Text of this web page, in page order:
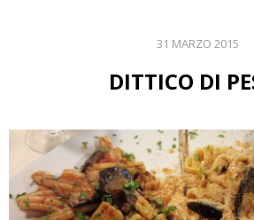
31 MARZO 2015
DITTICO DI